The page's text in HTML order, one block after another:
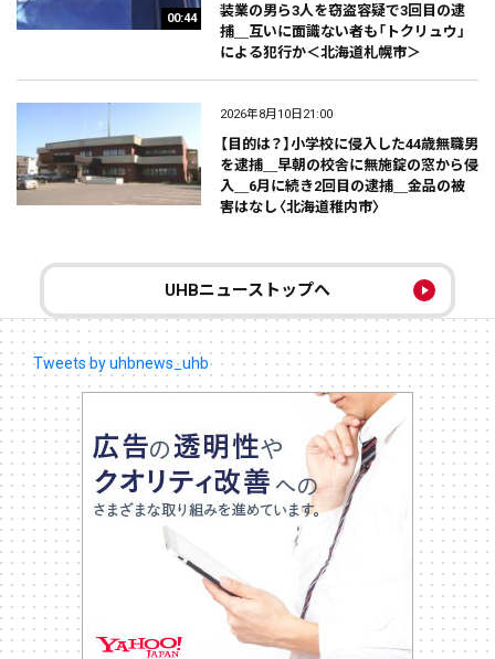
00:44
装業の男ら3人を窃盗容疑で3回目の逮
捕＿互いに面識ない者も「トクリュウ」
による犯行か＜北海道札幌市＞
2026年8月10日21:00
【目的は？】小学校に侵入した44歳無職男
を逮捕＿早朝の校舎に無施錠の窓から侵
入＿6月に続き2回目の逮捕＿金品の被
害はなし〈北海道稚内市〉
UHBニューストップへ
Tweets by uhbnews_uhb